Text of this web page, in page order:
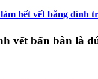
hết vết băng dính
vết bẩn bàn là